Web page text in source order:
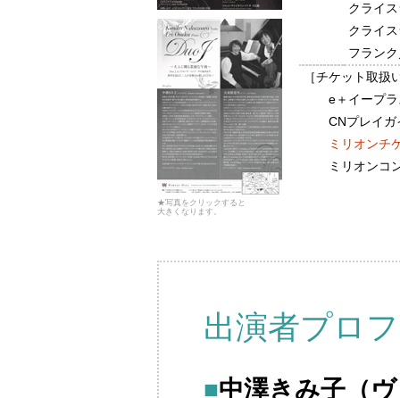
クライ
クライ
フラン
［チケット取扱
e＋イープ
CNプレイガ
ミリオンチ
ミリオンコン
★写真をクリックすると
大きくなります。
出演者プロ
■中澤きみ子（